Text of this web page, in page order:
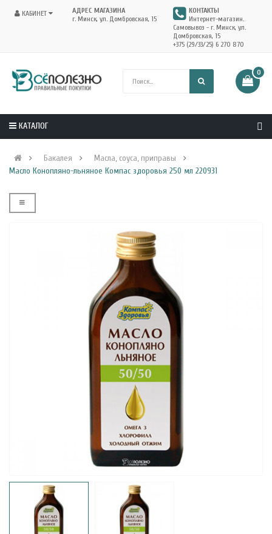
КАБИНЕТ
АДРЕС МАГАЗИНА
г. Минск, ул. Домбровская, 15
КОНТАКТЫ
Интернет-магазин.
Самовывоз - г. Минск, ул.
Домбровская, 15
+375 (29/33/25) 6 270 870
0
КАТАЛОГ
Бакалея
Масла, соуса, приправы
Масло Конопляно-льняное Компас здоровья 250 мл 220931